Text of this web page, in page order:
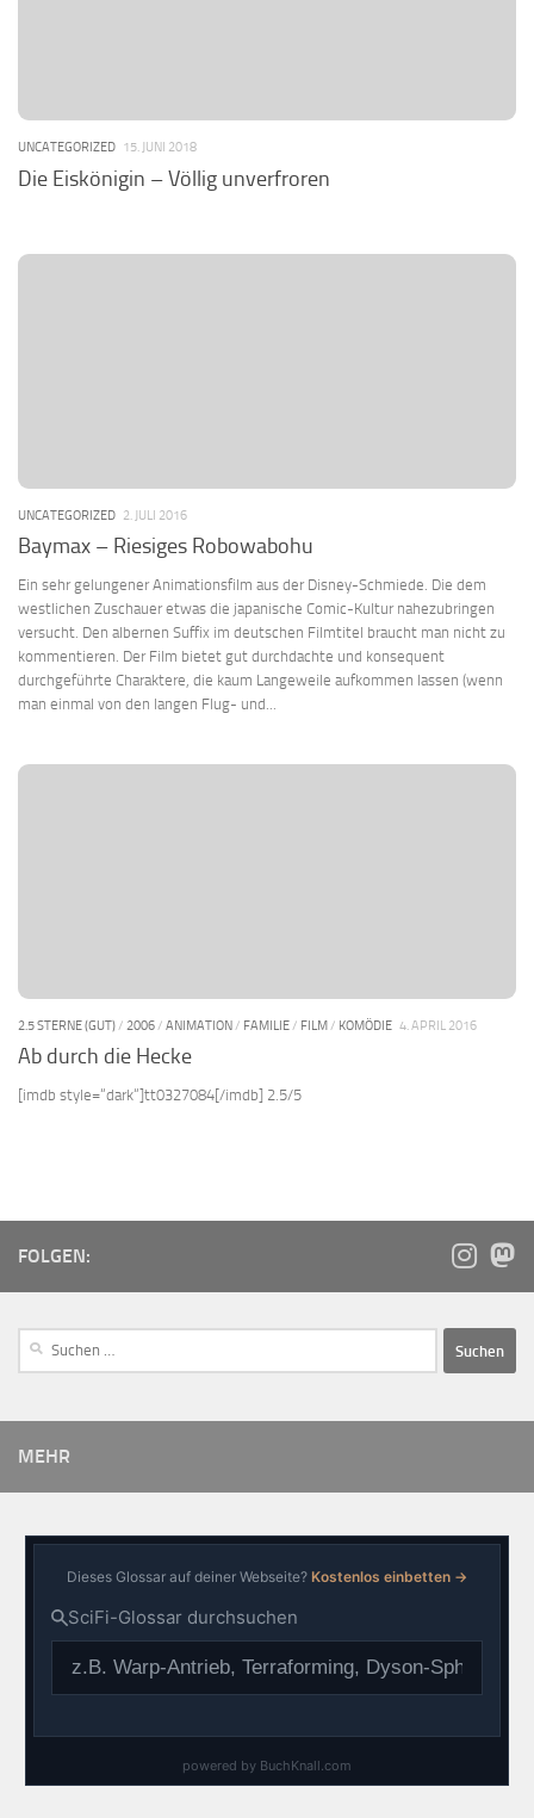
UNCATEGORIZED 15. JUNI 2018
Die Eiskönigin – Völlig unverfroren
UNCATEGORIZED 2. JULI 2016
Baymax – Riesiges Robowabohu
Ein sehr gelungener Animationsfilm aus der Disney-Schmiede. Die dem
westlichen Zuschauer etwas die japanische Comic-Kultur nahezubringen
versucht. Den albernen Suffix im deutschen Filmtitel braucht man nicht zu
kommentieren. Der Film bietet gut durchdachte und konsequent
durchgeführte Charaktere, die kaum Langeweile aufkommen lassen (wenn
man einmal von den langen Flug- und...
2.5 STERNE (GUT)/ 2006/ ANIMATION/ FAMILIE/ FILM/ KOMÖDIE 4. APRIL 2016
Ab durch die Hecke
[imdb style=“dark“]tt0327084[/imdb] 2.5/5
FOLGEN:
MEHR